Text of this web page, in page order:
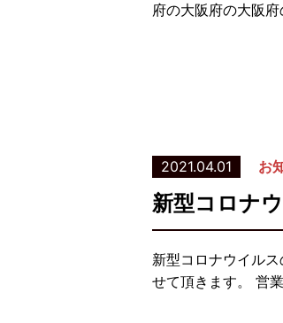
府の大阪府の大阪
2021.04.01 お
新型コロナ
新型コロナウイル
せて頂きます。 営